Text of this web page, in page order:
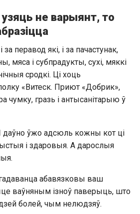
узяць не варыянт, то
перавод які, і за пачастунак,
мяса і субпрадукты, сухі, мяккі
сродкі. Ці хоць
«Витеск. Приют «Добрик»,
чумку, гразь і антысанітарыю ў
даўно ўжо адсюль кожны кот ці
і здаровыя. А дарослыя
абавязковы ваш
ваўняным ізноў паверыць, што
болей, чым нелюдзяў.